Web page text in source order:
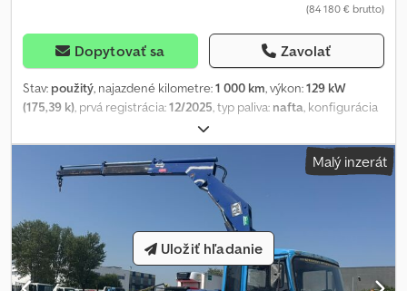
(84 180 € brutto)
Dopytovať sa Zavolať
Stav: použitý, najazdené kilometre:1 000 km, výkon:129 kW
(175,39 k), prvá registrácia:12/2025, typ paliva: nafta, konfigurácia
, kabína vodiča:
mechanický, počet sedadiel:3, Iveco Daily 35S18 H, celonáhon
(4x4) s trojstrannou sklopnou nadstavbou. Vozidlo používané len
na výstavné účely! JEDINÝ EXEMPLÁR, KTORÝ SA DÁ RIADIŤ S
VODIČSKÝM PREUKAZOM KATEGÓRIE B A MÁ CELONÁHON!
Vozidlo je k dispozícii v našej pobočke v Pradamano (UD). Pre
informácie a fotografie kontaktujte: Giulio Desenibus, telefón:
0432.409212, mobil/WhatsApp: 366.6069108; Davide Tonino,
telefón: 0432.409209, mobil/WhatsApp: 338.6218473; AWD. Codpfx
Malý inzerát
Uložiť hľadanie